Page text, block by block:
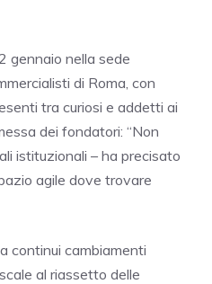
gennaio nella sede
di Roma, con
tra curiosi e addetti ai
dei fondatori: “Non
istituzionali – ha precisato
agile dove trovare
continui cambiamenti
al riassetto delle